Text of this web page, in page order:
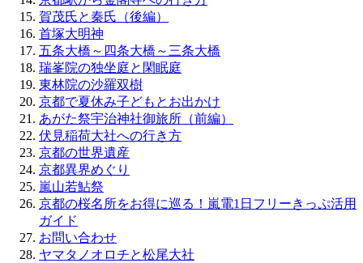
賀茂氏と秦氏（後編）
首塚大明神
五条大橋～四条大橋～三条大橋
瑞峯院の独坐庭と閑眠庭
東林院の沙羅双樹
京都で夏休み子どもとお出かけ
あがた祭宇治神社御旅所（前編）
伏見稲荷大社への行き方
京都の世界遺産
京都異界めぐり
嵐山若鮎祭
京都の桜名所をお得に巡る！嵐電1日フリーきっぷ活用
ガイド
お問い合わせ
ヤマタノオロチと松尾大社